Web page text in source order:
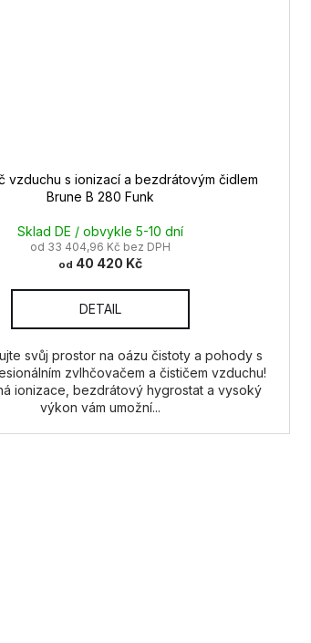
vzduchu s ionizací a bezdrátovým čidlem
Brune B 280 Funk
Sklad DE / obvykle 5-10 dní
od 33 404,96 Kč bez DPH
od 40 420 Kč
DETAIL
svůj prostor na oázu čistoty a pohody s
zvlhčovačem a čističem vzduchu!
ionizace, bezdrátový hygrostat a vysoký
výkon vám umožní...